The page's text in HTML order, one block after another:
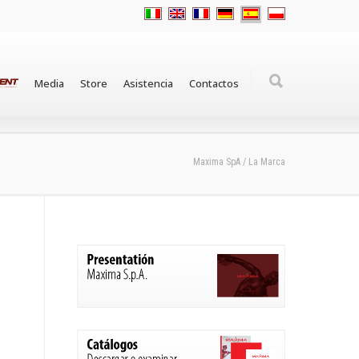
Media Store Asistencia Contactos
Maxima SpA / La Marca